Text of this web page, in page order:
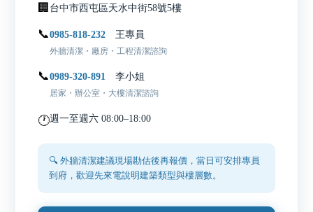
🏢 台中市西屯區天水中街58號5樓
📞0985-818-232 王專員
外牆清潔・廠房・工程清潔諮詢
📞0989-320-891 李小姐
居家・辦公室・大樓清潔諮詢
🕐週一至週六 08:00–18:00
🔍 外牆清潔建議現場勘估後再報價，當日可安排專員
到府，歡迎先來電說明建築類型與樓層數。